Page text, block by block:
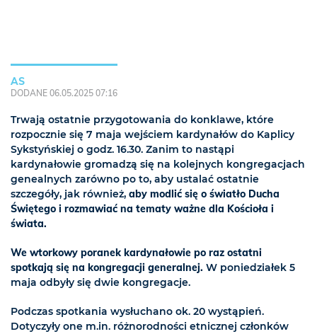
AS
DODANE 06.05.2025 07:16
Trwają ostatnie przygotowania do konklawe, które
rozpocznie się 7 maja wejściem kardynałów do Kaplicy
Sykstyńskiej o godz. 16.30. Zanim to nastąpi
kardynałowie gromadzą się na kolejnych kongregacjach
genealnych zarówno po to, aby ustalać ostatnie
szczegóły, jak również, aby modlić się o światło Ducha
Świętego i rozmawiać na tematy ważne dla Kościoła i
świata.
We wtorkowy poranek kardynałowie po raz ostatni
spotkają się na kongregacji generalnej. W poniedziałek 5
maja odbyły się dwie kongregacje.
Podczas spotkania wysłuchano ok. 20 wystąpień.
Dotyczyły one m.in. różnorodności etnicznej członków